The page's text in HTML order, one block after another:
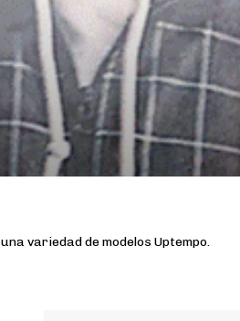
variedad de modelos Uptempo.